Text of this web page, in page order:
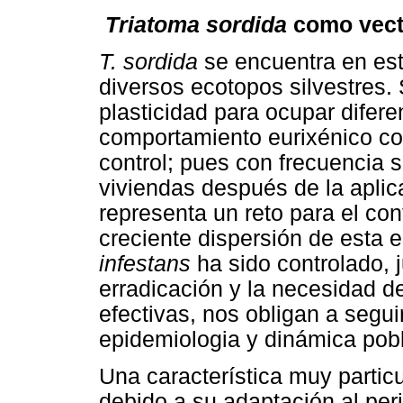
Triatoma sordida como
T. sordida se encuentra en
diversos ecotopos
plasticidad para ocupar
comportamiento eurixénico
control; pues con frecuencia
viviendas después de la
representa un reto para el
creciente dispersión de esta
infestans ha sido controlado,
erradicación y la necesidad
efectivas, nos obligan a
epidemiologia y dinámica
Una característica muy